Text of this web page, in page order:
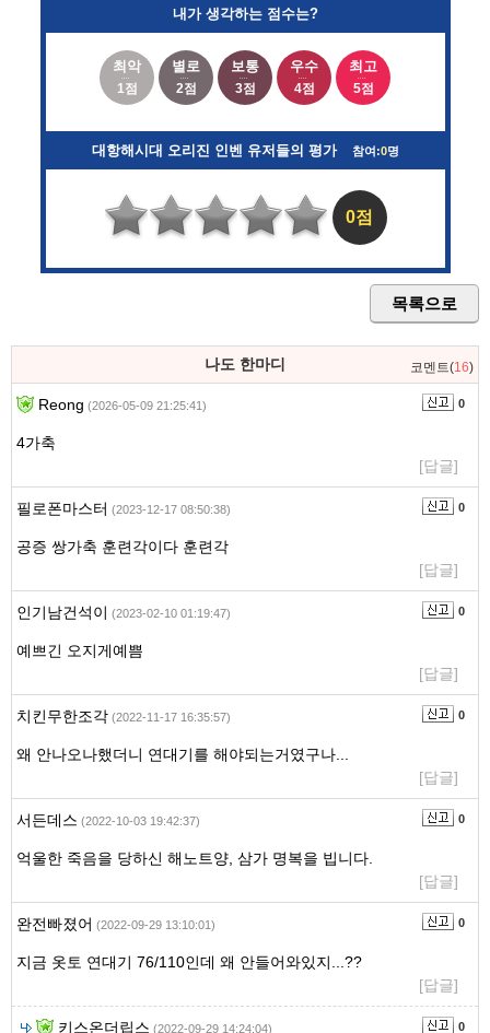
내가 생각하는 점수는?
최악
1점
별로
2점
보통
3점
우수
4점
최고
5점
대항해시대 오리진 인벤 유저들의 평가 참여:0명
0점
목록으로
나도 한마디 코멘트(16)
Reong (2026-05-09 21:25:41) 0
4가축
[답글]
필로폰마스터 (2023-12-17 08:50:38) 0
공증 쌍가축 훈련각이다 훈련각
[답글]
인기남건석이 (2023-02-10 01:19:47) 0
예쁘긴 오지게예쁨
[답글]
치킨무한조각 (2022-11-17 16:35:57) 0
왜 안나오나했더니 연대기를 해야되는거였구나...
[답글]
서든데스 (2022-10-03 19:42:37) 0
억울한 죽음을 당하신 해노트양, 삼가 명복을 빕니다.
[답글]
완전빠졌어 (2022-09-29 13:10:01) 0
지금 옷토 연대기 76/110인데 왜 안들어와있지...??
[답글]
키스온더립스 (2022-09-29 14:24:04) 0